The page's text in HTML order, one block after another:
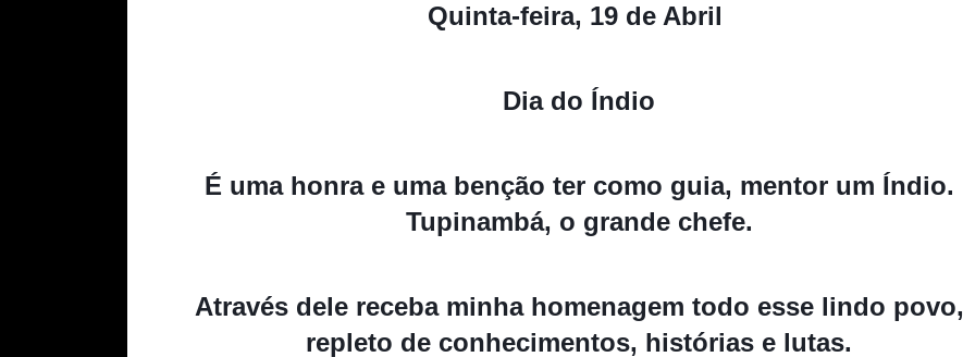
Quinta-feira, 19 de Abril
Dia do Índio
É uma honra e uma benção ter como guia, mentor um Índio.
Tupinambá, o grande chefe.
Através dele receba minha homenagem todo esse lindo povo,
repleto de conhecimentos, histórias e lutas.